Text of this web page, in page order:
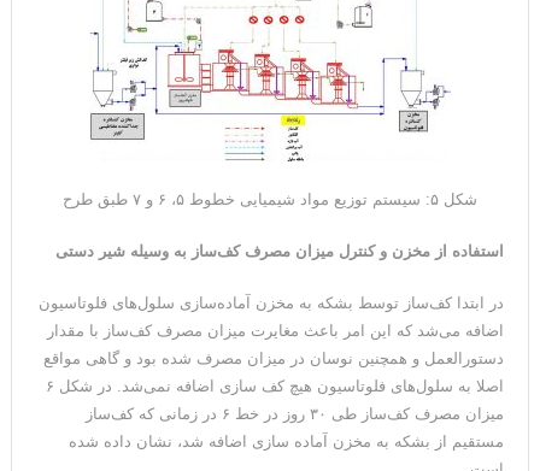
شکل ۵: سیستم توزیع مواد شیمیایی خطوط ۵، ۶ و ۷ طبق طرح
استفاده از مخزن و کنترل میزان مصرف کف‌ساز به وسیله شیر دستی
در ابتدا کف‌ساز توسط بشکه به مخزن آماده‌سازی سلول‌های فلوتاسیون
اضافه می‌شد که این امر باعث مغایرت میزان مصرف کف‌ساز با مقدار
دستورالعمل و همچنین نوسان در میزان مصرف شده بود و گاهی مواقع
اصلا به سلول‌های فلوتاسیون هیچ کف سازی اضافه نمی‌شد. در شکل ۶
میزان مصرف کف‌ساز طی ۳۰ روز در خط ۶ در زمانی که کف‌ساز
مستقیم از بشکه به مخزن آماده سازی اضافه شد، نشان داده شده